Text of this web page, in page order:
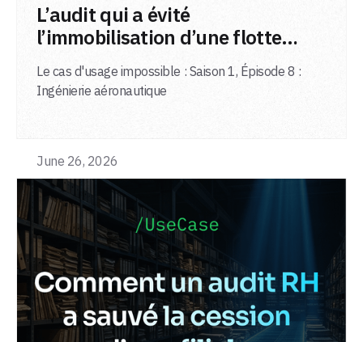
L’audit qui a évité
l’immobilisation d’une flotte
d’avions
Le cas d'usage impossible : Saison 1, Épisode 8 :
Ingénierie aéronautique
June 26, 2026